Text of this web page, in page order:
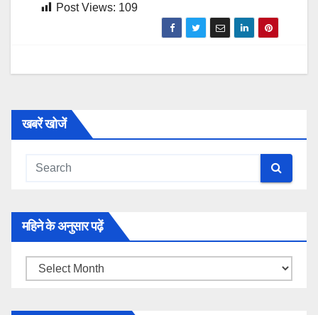
Post Views: 109
खबरें खोजें
महिने के अनुसार पढ़ें
महिने
अनुसार